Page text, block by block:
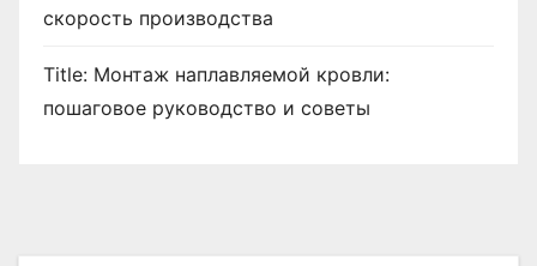
скорость производства
Title: Монтаж наплавляемой кровли:
пошаговое руководство и советы